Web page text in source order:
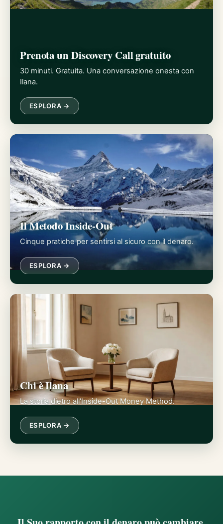
Prenota un Discovery Call gratuito
30 minuti. Gratuita. Una conversazione onesta con
Ilana.
ESPLORA →
Il Metodo Inside-Out
Cinque pratiche per sentirsi al sicuro con il denaro.
ESPLORA →
Chi è Ilana
La storia dietro all'Inside-Out Money Method.
ESPLORA →